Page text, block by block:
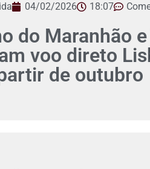
04/02/2026 18:07
do Maranhão
voo direto
de outubro